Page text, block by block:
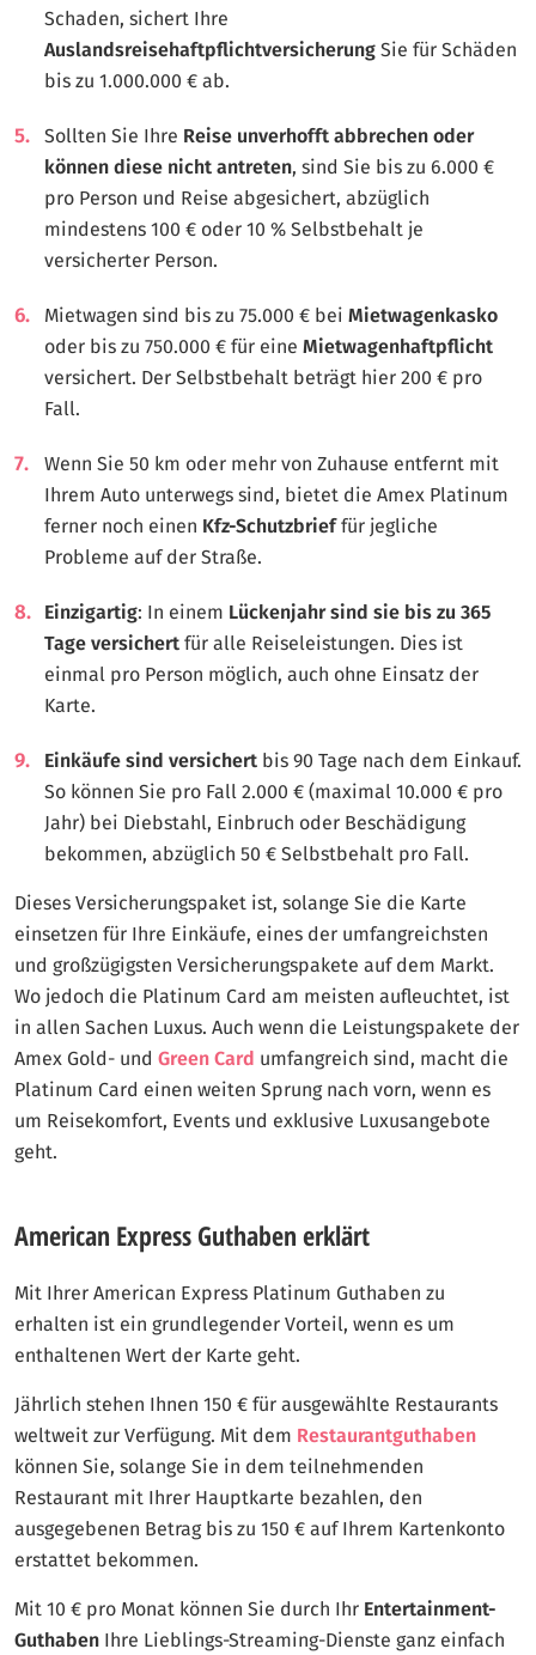
Schaden, sichert Ihre
Auslandsreisehaftpflichtversicherung Sie für Schäden
bis zu 1.000.000 € ab.
Sollten Sie Ihre Reise unverhofft abbrechen oder
können diese nicht antreten, sind Sie bis zu 6.000 €
pro Person und Reise abgesichert, abzüglich
mindestens 100 € oder 10 % Selbstbehalt je
versicherter Person.
Mietwagen sind bis zu 75.000 € bei Mietwagenkasko
oder bis zu 750.000 € für eine Mietwagenhaftpflicht
versichert. Der Selbstbehalt beträgt hier 200 € pro
Fall.
Wenn Sie 50 km oder mehr von Zuhause entfernt mit
Ihrem Auto unterwegs sind, bietet die Amex Platinum
ferner noch einen Kfz-Schutzbrieffür jegliche
Probleme auf der Straße.
Einzigartig: In einem Lückenjahr sind sie bis zu 365
Tage versichert für alle Reiseleistungen. Dies ist
einmal pro Person möglich, auch ohne Einsatz der
Karte.
Einkäufe sind versichert bis 90 Tage nach dem Einkauf.
So können Sie pro Fall 2.000 € (maximal 10.000 € pro
Jahr) bei Diebstahl, Einbruch oder Beschädigung
bekommen, abzüglich 50 € Selbstbehalt pro Fall.
Dieses Versicherungspaket ist, solange Sie die Karte
einsetzen für Ihre Einkäufe, eines der umfangreichsten
und großzügigsten Versicherungspakete auf dem Markt.
Wo jedoch die Platinum Card am meisten aufleuchtet, ist
in allen Sachen Luxus. Auch wenn die Leistungspakete der
Amex Gold- und Green Card umfangreich sind, macht die
Platinum Card einen weiten Sprung nach vorn, wenn es
um Reisekomfort, Events und exklusive Luxusangebote
geht.
American Express Guthaben erklärt
Mit Ihrer American Express Platinum Guthaben zu
erhalten ist ein grundlegender Vorteil, wenn es um
enthaltenen Wert der Karte geht.
Jährlich stehen Ihnen 150 € für ausgewählte Restaurants
weltweit zur Verfügung. Mit dem Restaurantguthaben
können Sie, solange Sie in dem teilnehmenden
Restaurant mit Ihrer Hauptkarte bezahlen, den
ausgegebenen Betrag bis zu 150 € auf Ihrem Kartenkonto
erstattet bekommen.
Mit 10 € pro Monat können Sie durch Ihr Entertainment-
Guthaben Ihre Lieblings-Streaming-Dienste ganz einfach